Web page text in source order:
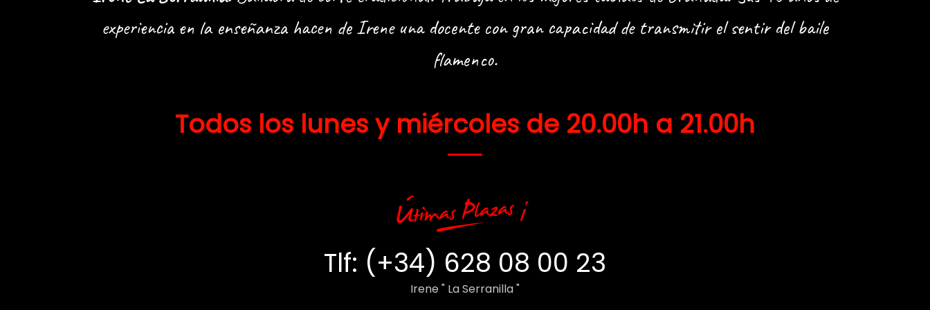
experiencia en la enseñanza hacen de Irene una docente con gran capacidad de transmitir el sentir del baile
flamenco.
Todos los lunes y miércoles de 20.00h a 21.00h
Tlf: (+34) 628 08 00 23
Irene " La Serranilla "